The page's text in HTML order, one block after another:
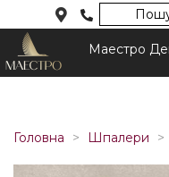
Маестро
Головна Шпалери